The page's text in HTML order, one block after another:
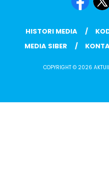
HISTORI MEDIA
MEDIA SIBER
COPYRIGHT © 2026